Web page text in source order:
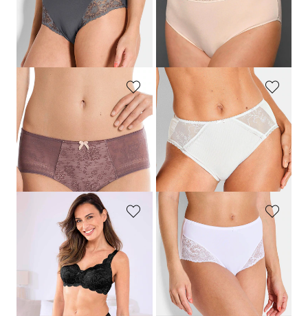
19,56 €
Laagste prijs van de afgelopen 30
dagen**: 22,36 €
20,76 €
Laagste prijs van de afgelopen 30
dagen**: 25,95 €
ROSA FAIA
Corrigerende tailleslip met kanten inzet
29,95 €
CONTURELLE
Tailleslip met een kanten inzet
26,97 € 44,95 €
Laagste prijs van de afgelopen 30
dagen**: 31,47 € (-14%)
Tailleslip met kant
17,95 €
Laagste prijs van de afgelopen 30
dagen**: 17,95 €
(-20%)
SUSA
Tailleslip met kant
19,56 €27,95 €
Laagste prijs van de afgelopen 30
dagen**: 22,36 €